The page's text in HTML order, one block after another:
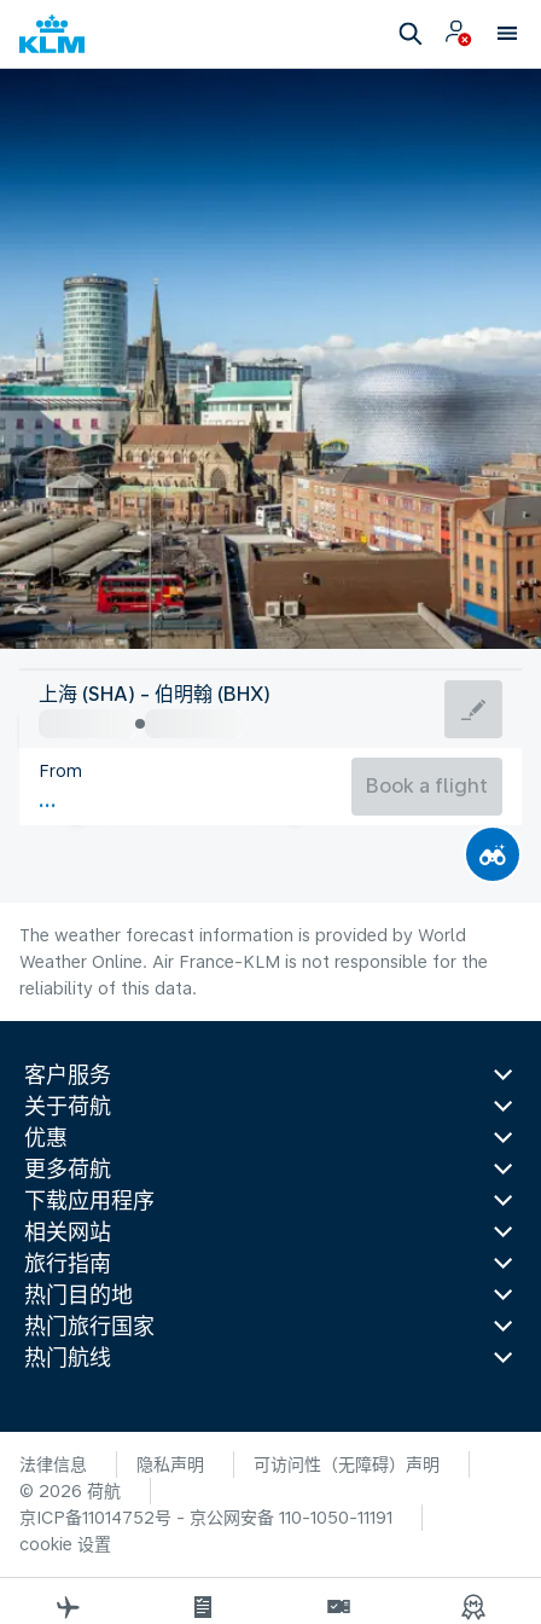
United Kingdom
Birmingham
United Kingdom
Flight time
上海 (SHA) - 伯明翰 (BHX)
From
Book a flight
The weather forecast information is provided by World
Weather Online. Air France-KLM is not responsible for the
reliability of this data.
客户服务
关于荷航
优惠
更多荷航
下载应用程序
相关网站
旅行指南
热门目的地
热门旅行国家
热门航线
法律信息 隐私声明
可访问性（无障碍）声明
© 2026 荷航
京ICP备11014752号 - 京公网安备 110-1050-11191
cookie 设置